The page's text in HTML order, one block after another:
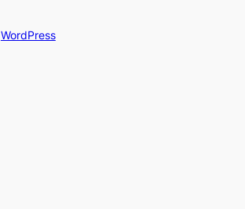
WordPress